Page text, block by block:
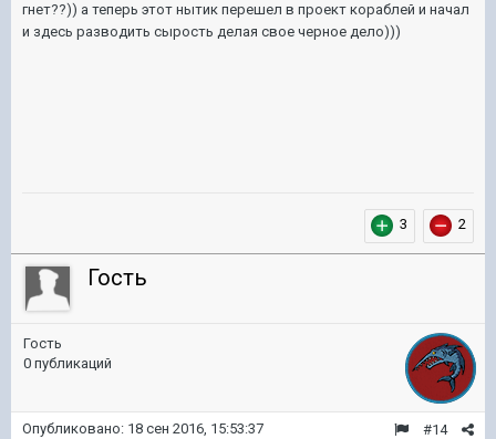
гнет??)) а теперь этот нытик перешел в проект кораблей и начал
и здесь разводить сырость делая свое черное дело)))
3 2
Гость
Гость
0 публикаций
#14
Опубликовано: 18 сен 2016, 15:53:37